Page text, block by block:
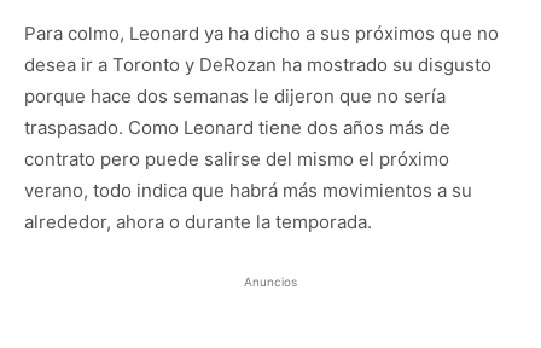
Para colmo, Leonard ya ha dicho a sus próximos que no
desea ir a Toronto y DeRozan ha mostrado su disgusto
porque hace dos semanas le dijeron que no sería
traspasado. Como Leonard tiene dos años más de
contrato pero puede salirse del mismo el próximo
verano, todo indica que habrá más movimientos a su
alrededor, ahora o durante la temporada.
Anuncios